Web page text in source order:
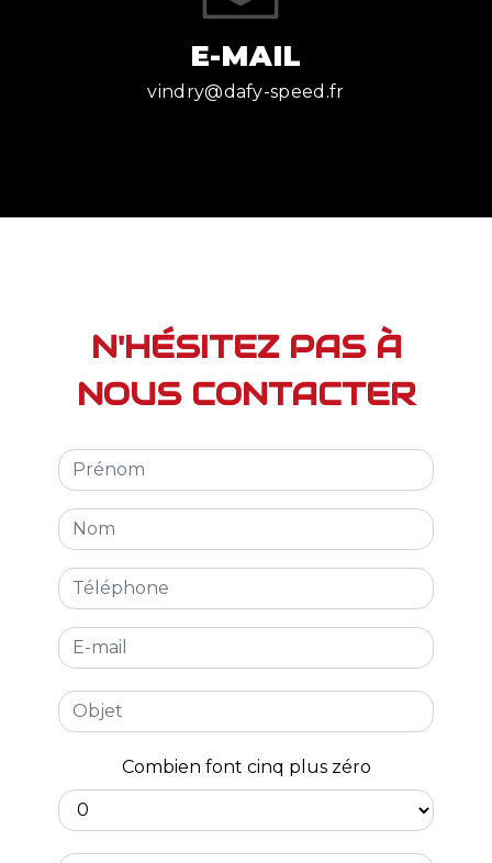
E-MAIL
vindry@dafy-speed.fr
N'HÉSITEZ PAS À
NOUS CONTACTER
Combien font cinq plus zéro